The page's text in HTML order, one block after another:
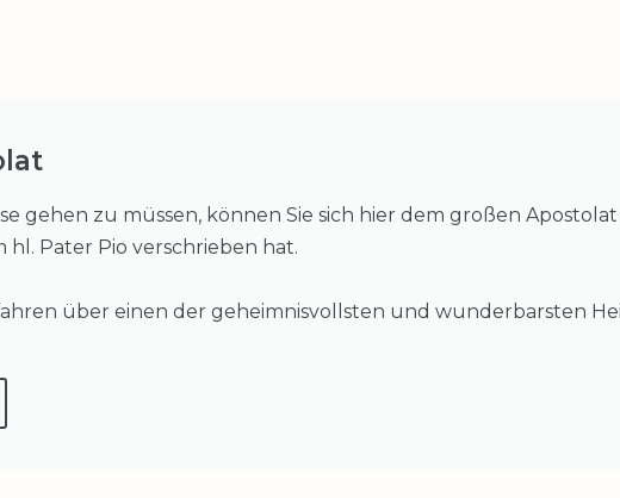
gehen zu müssen, können Sie sich hier dem großen
hl. Pater Pio verschrieben hat.
über einen der geheimnisvollsten und wunderbarsten